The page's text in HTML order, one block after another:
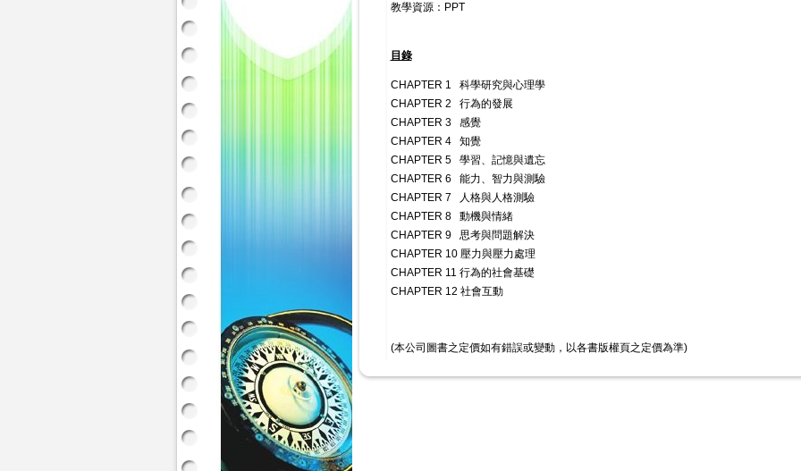
教學資源：PPT
目錄
CHAPTER 1 科學研究與心理學
CHAPTER 2 行為的發展
CHAPTER 3 感覺
CHAPTER 4 知覺
CHAPTER 5 學習、記憶與遺忘
CHAPTER 6 能力、智力與測驗
CHAPTER 7 人格與人格測驗
CHAPTER 8 動機與情緒
CHAPTER 9 思考與問題解決
CHAPTER 10 壓力與壓力處理
CHAPTER 11 行為的社會基礎
CHAPTER 12 社會互動
(本公司圖書之定價如有錯誤或變動，以各書版權頁之定價為準)